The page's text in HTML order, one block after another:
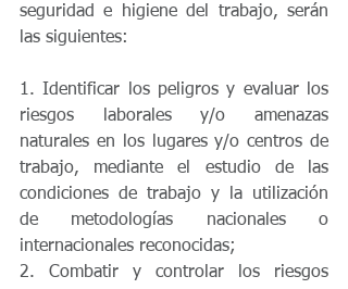
seguridad e higiene del trabajo, serán
las siguientes:
1. Identificar los peligros y evaluar los
riesgos laborales y/o amenazas
naturales en los lugares y/o centros de
trabajo, mediante el estudio de las
condiciones de trabajo y la utilización
de metodologías nacionales o
internacionales reconocidas;
2. Combatir y controlar los riesgos